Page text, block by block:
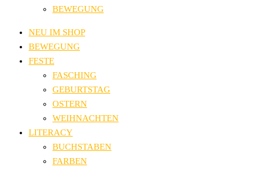
BEWEGUNG
NEU IM SHOP
BEWEGUNG
FESTE
FASCHING
GEBURTSTAG
OSTERN
WEIHNACHTEN
LITERACY
BUCHSTABEN
FARBEN